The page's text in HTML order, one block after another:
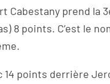
Cabestany prend la
8 points. C’est le
points derrière